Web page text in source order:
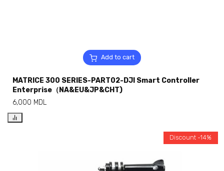
Add to cart
MATRICE 300 SERIES-PART02-DJI Smart Controller
Enterprise（NA&EU&JP&CHT)
6,000 MDL
Discount -14%